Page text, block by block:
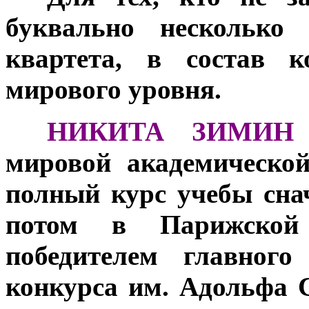
буквально
квартета, в состав
мирового уровня.
НИКИТА ЗИМИН
мировой
полный курс учебы
потом в Парижской
победителем
конкурса им. Адольфа